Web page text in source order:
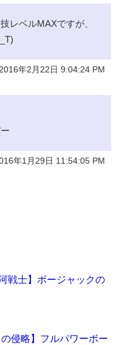
レベルMAXですが、
年2月22日 9:04:24 PM
年1月29日 11:54:05 PM
戦士】ボージャックの
侵略】フルパワーボー